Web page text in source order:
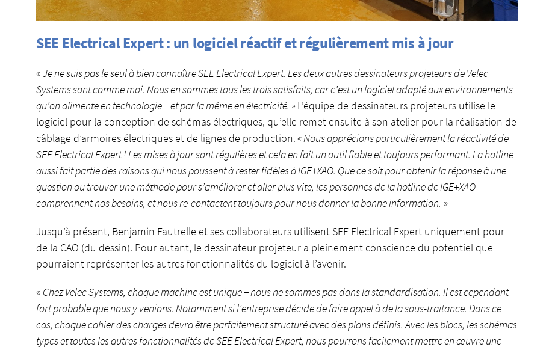
SEE Electrical Expert : un logiciel réactif et régulièrement mis à jour
« Je ne suis pas le seul à bien connaître SEE Electrical Expert. Les deux autres dessinateurs projeteurs de Velec
Systems sont comme moi. Nous en sommes tous les trois satisfaits, car c’est un logiciel adapté aux environnements
qu’on alimente en technologie − et par la même en électricité. »L’équipe de dessinateurs projeteurs utilise le
logiciel pour la conception de schémas électriques, qu’elle remet ensuite à son atelier pour la réalisation de
câblage d’armoires électriques et de lignes de production.« Nous apprécions particulièrement la réactivité de
SEE Electrical Expert ! Les mises à jour sont régulières et cela en fait un outil fiable et toujours performant. La hotline
aussi fait partie des raisons qui nous poussent à rester fidèles à IGE+XAO. Que ce soit pour obtenir la réponse à une
question ou trouver une méthode pour s’améliorer et aller plus vite, les personnes de la hotline de IGE+XAO
comprennent nos besoins, et nous re-contactent toujours pour nous donner la bonne information. »
Jusqu’à présent, Benjamin Fautrelle et ses collaborateurs utilisent SEE Electrical Expert uniquement pour
de la CAO (du dessin). Pour autant, le dessinateur projeteur a pleinement conscience du potentiel que
pourraient représenter les autres fonctionnalités du logiciel à l’avenir.
« Chez Velec Systems, chaque machine est unique−nous ne sommes pas dans la standardisation. Il est cependant
fort probable que nous y venions. Notamment si l’entreprise décide de faire appel à de la sous-traitance. Dans ce
cas, chaque cahier des charges devra être parfaitement structuré avec des plans définis. Avec les blocs, les schémas
types et toutes les autres fonctionnalités de SEE Electrical Expert, nous pourrons facilement mettre en œuvre une